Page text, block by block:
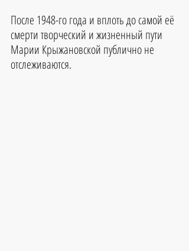
После 1948-го года и вплоть до самой её
смерти творческий и жизненный пути
Марии Крыжановской публично не
отслеживаются.